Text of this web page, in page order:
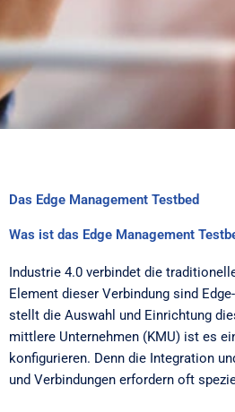
Das Edge Management Testbed
Was ist das Edge Management
Industrie 4.0 verbindet die
Element dieser Verbindung sind
stellt die Auswahl und Einrichtung
mittlere Unternehmen (KMU) ist es
konfigurieren. Denn die Integration
und Verbindungen erfordern oft